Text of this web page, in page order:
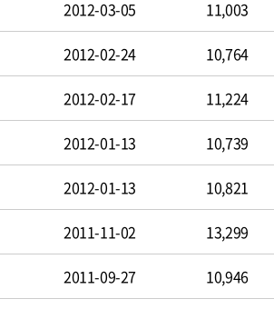
2012-03-05 11,003
2012-02-24 10,764
2012-02-17 11,224
2012-01-13 10,739
2012-01-13 10,821
2011-11-02 13,299
2011-09-27 10,946